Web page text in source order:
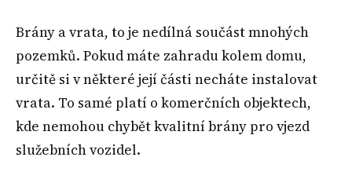
Brány a vrata, to je nedílná součást mnohých
pozemků. Pokud máte zahradu kolem domu,
určitě si v některé její části necháte instalovat
vrata. To samé platí o komerčních objektech,
kde nemohou chybět kvalitní brány pro vjezd
služebních vozidel.